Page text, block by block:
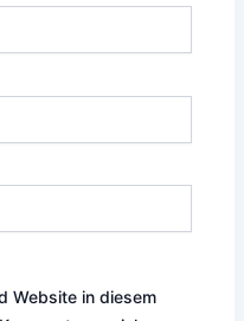
Website in diesem